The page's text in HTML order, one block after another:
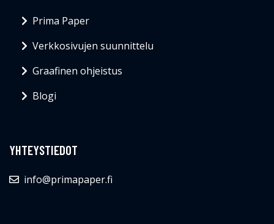
Prima Paper
Verkkosivujen suunnittelu
Graafinen ohjeistus
Blogi
YHTEYSTIEDOT
info@primapaper.fi